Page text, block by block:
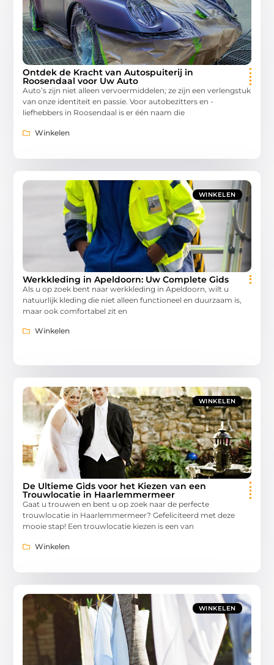
Ontdek de Kracht van Autospuiterij in
Roosendaal voor Uw Auto
Auto’s zijn niet alleen vervoermiddelen; ze zijn een verlengstuk
van onze identiteit en passie. Voor autobezitters en -
liefhebbers in Roosendaal is er één naam die
Winkelen
WINKELEN
Werkkleding in Apeldoorn: Uw Complete Gids
Als u op zoek bent naar werkkleding in Apeldoorn, wilt u
natuurlijk kleding die niet alleen functioneel en duurzaam is,
maar ook comfortabel zit en
Winkelen
WINKELEN
De Ultieme Gids voor het Kiezen van een
Trouwlocatie in Haarlemmermeer
Gaat u trouwen en bent u op zoek naar de perfecte
trouwlocatie in Haarlemmermeer? Gefeliciteerd met deze
mooie stap! Een trouwlocatie kiezen is een van
Winkelen
WINKELEN